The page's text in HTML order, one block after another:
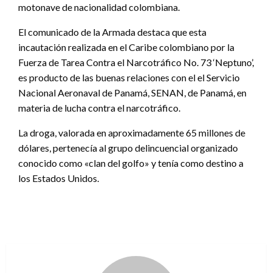
motonave de nacionalidad colombiana.
El comunicado de la Armada destaca que esta
incautación realizada en el Caribe colombiano por la
Fuerza de Tarea Contra el Narcotráfico No. 73 ‘Neptuno’,
es producto de las buenas relaciones con el el Servicio
Nacional Aeronaval de Panamá, SENAN, de Panamá, en
materia de lucha contra el narcotráfico.
La droga, valorada en aproximadamente 65 millones de
dólares, pertenecía al grupo delincuencial organizado
conocido como «clan del golfo» y tenía como destino a
los Estados Unidos.